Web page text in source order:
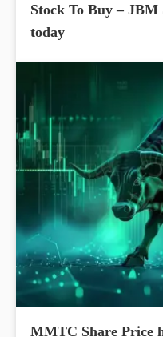
Stock To Buy –
today